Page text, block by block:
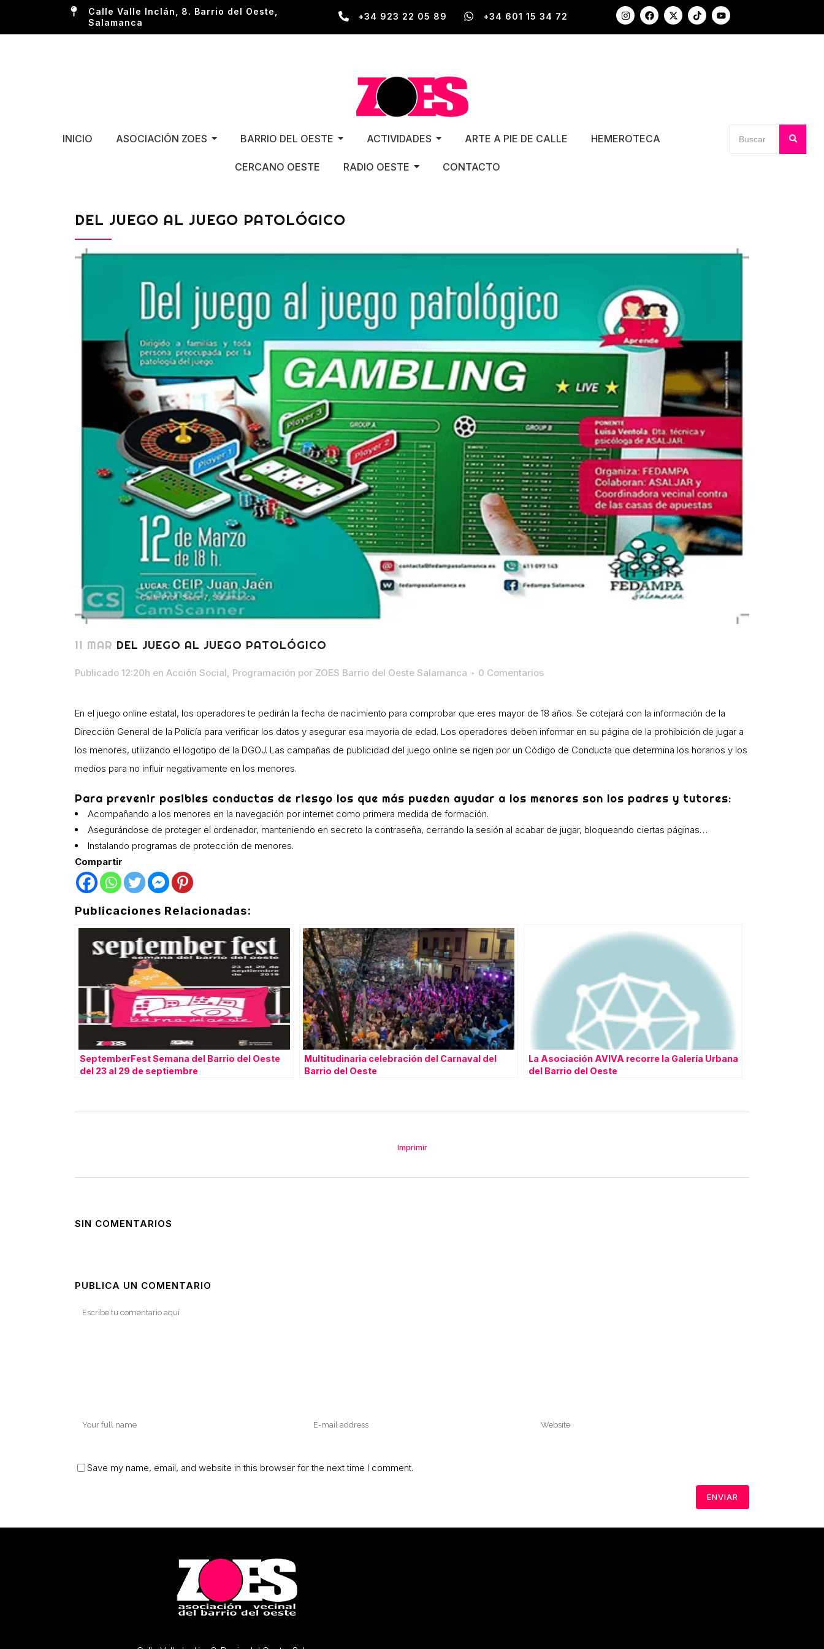
Calle Valle Inclán, 8. Barrio del Oeste,
Salamanca
+34 923 22 05 89 +34 601 15 34 72
INICIO ASOCIACIÓN ZOES BARRIO DEL OESTE ACTIVIDADES ARTE A PIE DE CALLE HEMEROTECA
CERCANO OESTE RADIO OESTE CONTACTO
DEL JUEGO AL JUEGO PATOLÓGICO
11 MAR DEL JUEGO AL JUEGO PATOLÓGICO
Publicado 12:20h en Acción Social Programación por ZOES Barrio del Oeste Salamanca 0 Comentarios
En el juego online estatal, los operadores te pedirán la fecha de nacimiento para comprobar que eres mayor de 18 años. Se cotejará con la información de la
Dirección General de la Policía para verificar los datos y asegurar esa mayoría de edad. Los operadores deben informar en su página de la prohibición de jugar a
los menores, utilizando el logotipo de la DGOJ. Las campañas de publicidad del juego online se rigen por un Código de Conducta que determina los horarios y los
medios para no influir negativamente en los menores.
Para prevenir posibles conductas de riesgo los que más pueden ayudar a los menores son los padres y tutores:
Acompañando a los menores en la navegación por internet como primera medida de formación.
Asegurándose de proteger el ordenador, manteniendo en secreto la contraseña, cerrando la sesión al acabar de jugar, bloqueando ciertas páginas…
Instalando programas de protección de menores.
Compartir
Publicaciones Relacionadas:
SeptemberFest Semana del Barrio del Oeste
del 23 al 29 de septiembre
Multitudinaria celebración del Carnaval del
Barrio del Oeste
La Asociación AVIVA recorre la Galería Urbana
del Barrio del Oeste
Imprimir
SIN COMENTARIOS
PUBLICA UN COMENTARIO
Save my name, email, and website in this browser for the next time I comment.